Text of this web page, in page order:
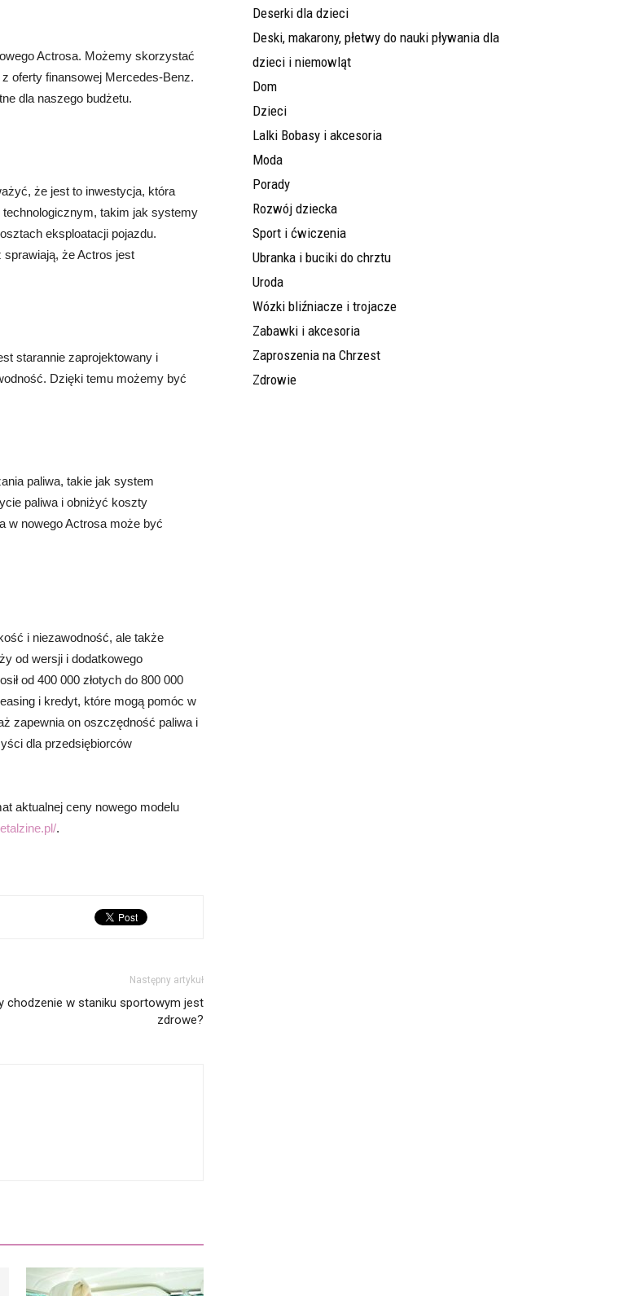
Actrosa. Możemy skorzystać
oferty finansowej Mercedes-Benz.
dla naszego budżetu.
że jest to inwestycja, która
takim jak systemy
eksploatacji pojazdu.
że Actros jest
starannie zaprojektowany i
Dzięki temu możemy być
paliwa, takie jak system
paliwa i obniżyć koszty
w nowego Actrosa może być
i niezawodność, ale także
od wersji i dodatkowego
od 400 000 złotych do 800 000
i kredyt, które mogą pomóc w
zapewnia on oszczędność paliwa i
dla przedsiębiorców
aktualnej ceny nowego modelu
.
Następny artykuł
chodzenie w staniku sportowym jest
zdrowe?
Deserki dla dzieci
Deski, makarony, płetwy do nauki pływania dla
dzieci i niemowląt
Dom
Dzieci
Lalki Bobasy i akcesoria
Moda
Porady
Rozwój dziecka
Sport i ćwiczenia
Ubranka i buciki do chrztu
Uroda
Wózki bliźniacze i trojacze
Zabawki i akcesoria
Zaproszenia na Chrzest
Zdrowie